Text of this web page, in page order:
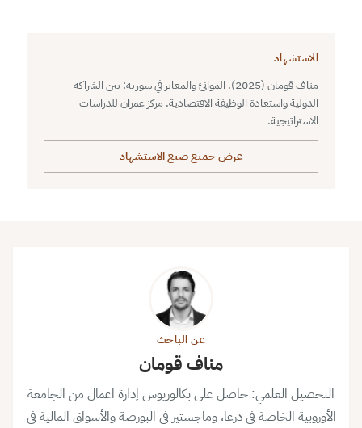
الاستشهاد
مناف قومان (2025). الموانئ والمعابر في سورية: بين الشراكة
الدولية واستعادة الوظيفة الاقتصادية. مركز عمران للدراسات
الاستراتيجية.
عرض جميع صيغ الاستشهاد
عن الباحث
مناف قومان
التحصيل العلمي: حاصل على بكالوريوس إدارة اعمال من الجامعة
الأوروبية الخاصة في درعا، وماجستير في البورصة والأسواق المالية في